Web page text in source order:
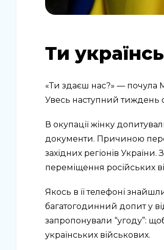
Ти
«Ти здаєш нас?» — почула
Увесь наступний тиждень
В окупації жінку
документи. Причиною
західних регіонів
переміщення російських
Якось в її телефоні
багатогодинний допит у
запропонували “угоду”:
українських військових.